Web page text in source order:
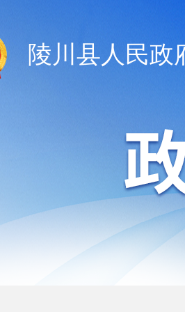
陵川县人民政